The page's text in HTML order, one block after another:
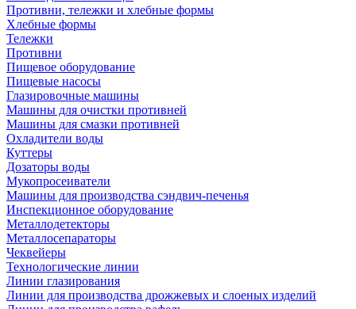
Противни, тележки и хлебные формы
Хлебные формы
Тележки
Противни
Пищевое оборудование
Пищевые насосы
Глазировочные машины
Машины для очистки противней
Машины для смазки противней
Охладители воды
Куттеры
Дозаторы воды
Мукопросеиватели
Машины для производства сэндвич-печенья
Инспекционное оборудование
Металлодетекторы
Металлосепараторы
Чеквейеры
Технологические линии
Линии глазирования
Линии для производства дрожжевых и слоеных изделий